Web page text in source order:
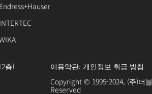
Endress+Hauser
INTERTEC
층)
이용약관. 개인정보 취급 방침
Copyright © 1995-2024, (주)더
Reserved